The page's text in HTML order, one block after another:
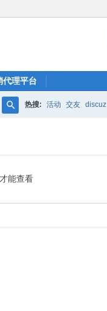
代理平台
热搜: 活动 交友 discuz
能查看